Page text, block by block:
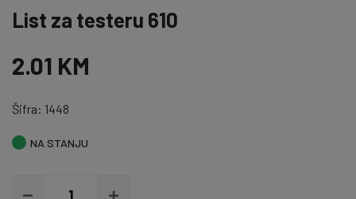
List za testeru 610
2.01 KM
Šifra: 1448
NA STANJU